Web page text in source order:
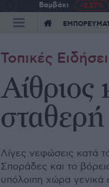
Βαμβάκι -2,37%
Τοπικές
Αίθριος
Λίγες νεφώσεις κατά
Σποράδες και το
υπόλοιπη χώρα γενικά